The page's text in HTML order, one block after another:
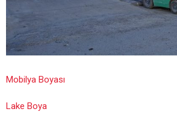
Mobilya Boyası
Lake Boya